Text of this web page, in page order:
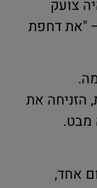
צועק
"את דחפת
הזניחה את
מבט.
אחד,